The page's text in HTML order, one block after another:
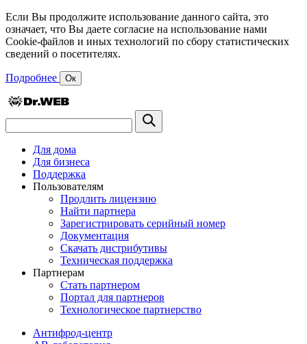
Если Вы продолжите использование данного сайта, это
означает, что Вы даете согласие на использование нами
Cookie-файлов и иных технологий по сбору статистических
сведений о посетителях.
Подробнее Ок
Для дома
Для бизнеса
Поддержка
Пользователям
Продлить лицензию
Найти партнера
Зарегистрировать серийный номер
Документация
Скачать дистрибутивы
Техническая поддержка
Партнерам
Стать партнером
Портал для партнеров
Технологическое партнерство
Антифрод-центр